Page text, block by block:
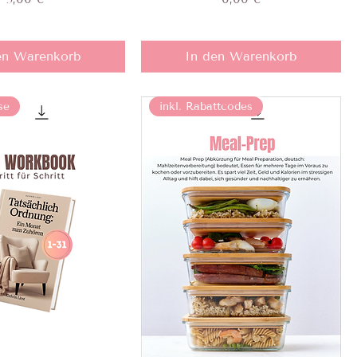
Warenkorb In den Warenkorb
inkl. Rabattcodes